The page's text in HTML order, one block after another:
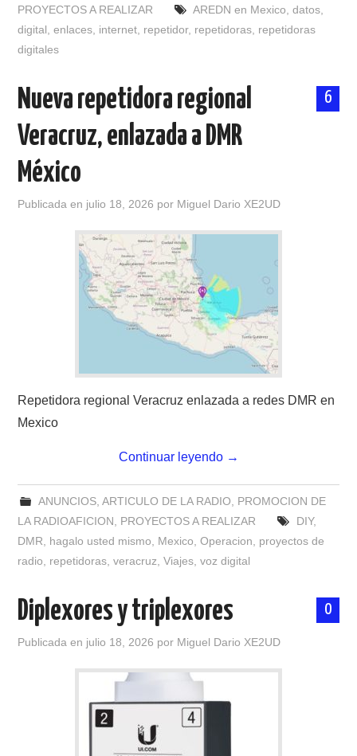
PROMOCIÓN DE LA RADIO AFICIÓN
SALÓN DE LA FAMA DEL CRECJ
AUTENTIFICACIÓN DE MIEMBROS DEL
MUMLA APP ( MUY FÁCIL )
PROYECTOS A REALIZAR
AREDN en Mexico, datos,
digital,enlaces, internet, repetidor, repetidoras, repetidoras
digitales
6
Nueva repetidora regional
Veracruz, enlazada a DMR
México
Publicada en julio 18, 2026 por Miguel Dario XE2UD
Repetidora regional Veracruz enlazada a redes DMR en
Mexico
Continuar leyendo →
ANUNCIOS, ARTICULO DE LA RADIO, PROMOCION DE
LA RADIOAFICION, PROYECTOS A REALIZAR DIY,
DMR, hagalo usted mismo, Mexico,Operacion, proyectos de
radio, repetidoras,veracruz,Viajes,voz digital
0
Diplexores y triplexores
Publicada en julio 18, 2026 por Miguel Dario XE2UD